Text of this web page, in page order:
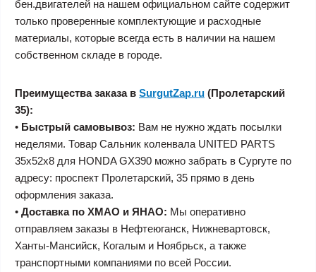
бен.двигателей на нашем официальном сайте содержит
только проверенные комплектующие и расходные
материалы, которые всегда есть в наличии на нашем
собственном складе в городе.
Преимущества заказа в SurgutZap.ru (Пролетарский
35):
• Быстрый самовывоз: Вам не нужно ждать посылки
неделями. Товар Сальник коленвала UNITED PARTS
35х52х8 для HONDA GX390 можно забрать в Сургуте по
адресу: проспект Пролетарский, 35 прямо в день
оформления заказа.
• Доставка по ХМАО и ЯНАО: Мы оперативно
отправляем заказы в Нефтеюганск, Нижневартовск,
Ханты-Мансийск, Когалым и Ноябрьск, а также
транспортными компаниями по всей России.